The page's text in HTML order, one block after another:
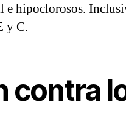
hipoclorosos.
y C.
contra